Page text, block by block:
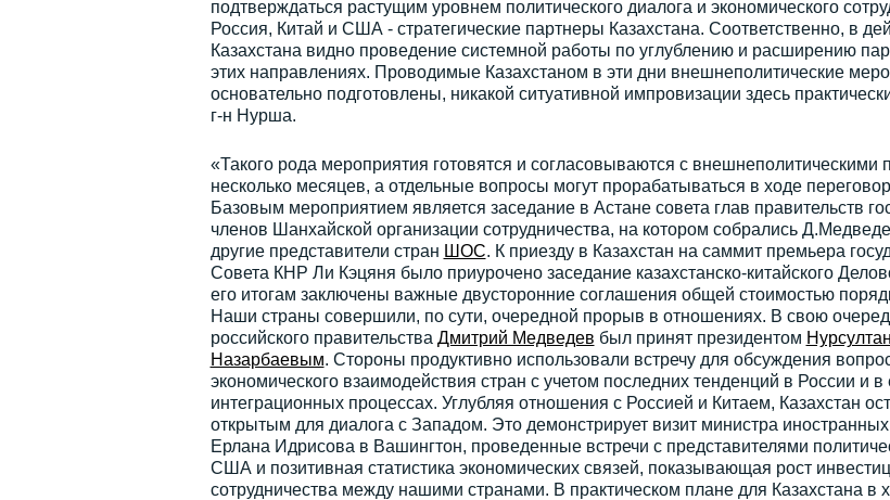
подтверждаться растущим уровнем политического диалога и экономического
Россия, Китай и США - стратегические партнеры Казахстана. Соответственно, в
Казахстана видно проведение системной работы по углублению и расширению
этих направлениях. Проводимые Казахстаном в эти дни внешнеполитические
основательно подготовлены, никакой ситуативной импровизации здесь
г-н Нурша.
«Такого рода мероприятия готовятся и согласовываются с внешнеполитическими
несколько месяцев, а отдельные вопросы могут прорабатываться в ходе
Базовым мероприятием является заседание в Астане совета глав правительств
членов Шанхайской организации сотрудничества, на котором собрались
другие представители стран ШОС. К приезду в Казахстан на саммит премьера
Совета КНР Ли Кэцяня было приурочено заседание казахстанско-китайского
его итогам заключены важные двусторонние соглашения общей стоимостью
Наши страны совершили, по сути, очередной прорыв в отношениях. В свою
российского правительства Дмитрий Медведев был принят президентом
Назарбаевым. Стороны продуктивно использовали встречу для обсуждения
экономического взаимодействия стран с учетом последних тенденций в России и в
интеграционных процессах. Углубляя отношения с Россией и Китаем, Казахстан
открытым для диалога с Западом. Это демонстрирует визит министра
Ерлана Идрисова в Вашингтон, проведенные встречи с представителями
США и позитивная статистика экономических связей, показывающая рост
сотрудничества между нашими странами. В практическом плане для Казахстана в